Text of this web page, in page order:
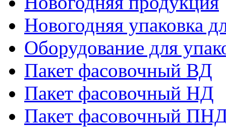
Новогодняя упаковка
Оборудование для
Пакет фасовочный ВД
Пакет фасовочный НД
Пакет фасовочный